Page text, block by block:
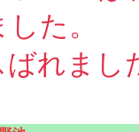
た。
れまし